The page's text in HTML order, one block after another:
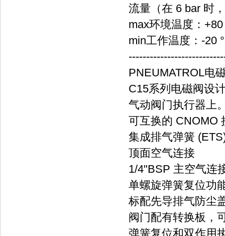
流量（在 6 bar 时
max环境温度：+80
min工作温度：-20
PNEUMATROL电
C15系列电磁阀设
气动阀门执行器上
可互换的 CNOMO
集成排气弹簧
顶面空气连接
1/4"BSP 主空气连
单螺旋弹簧复位功
标配先导排气防尘
阀门配有转换板，
弹簧复位和双作用